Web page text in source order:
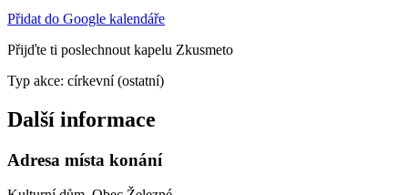
Přidat do Google kalendáře
Přijďte ti poslechnout kapelu Zkusmeto
Typ akce: církevní (ostatní)
Další informace
Adresa místa konání